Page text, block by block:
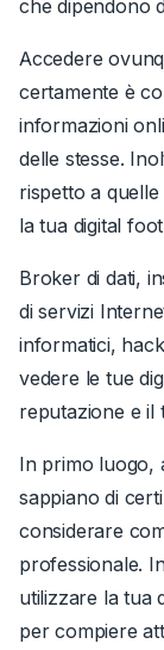
che dipendono
Accedere
certamente è
informazioni
delle stesse.
rispetto a
la tua digital
Broker di dati,
di servizi
informatici,
vedere le tue
reputazione e il
In primo luogo,
sappiano di
considerare
professionale.
utilizzare la tua
per compiere